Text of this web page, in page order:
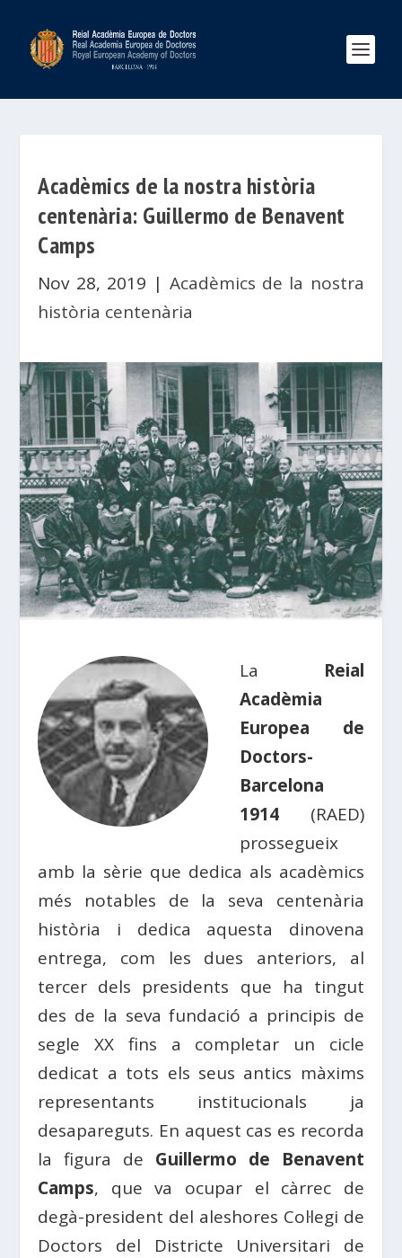
Acadèmics de la nostra història
centenària: Guillermo de Benavent
Camps
Nov 28, 2019 | Acadèmics de la nostra
història centenària
La Reial
Acadèmia
Europea de
Doctors-
Barcelona
1914 (RAED)
prossegueix
amb la sèrie que dedica als acadèmics
més notables de la seva centenària
història i dedica aquesta dinovena
entrega, com les dues anteriors, al
tercer dels presidents que ha tingut
des de la seva fundació a principis de
segle XX fins a completar un cicle
dedicat a tots els seus antics màxims
representants institucionals ja
desapareguts. En aquest cas es recorda
la figura de Guillermo de Benavent
Camps, que va ocupar el càrrec de
degà-president del aleshores Col·legi de
Doctors del Districte Universitari de